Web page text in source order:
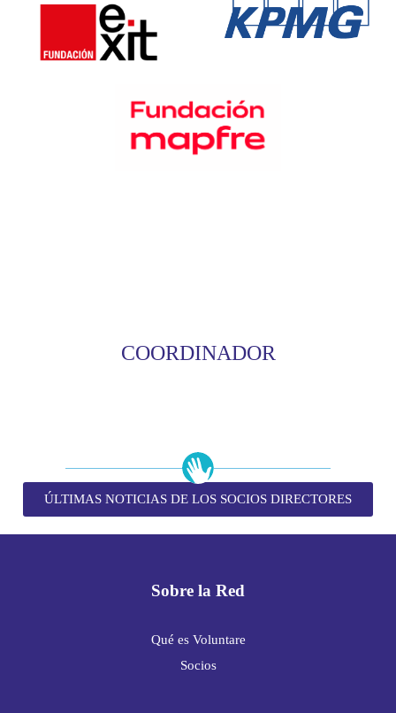
COORDINADOR
ÚLTIMAS NOTICIAS DE LOS SOCIOS DIRECTORES
Sobre la Red
Qué es Voluntare
Socios